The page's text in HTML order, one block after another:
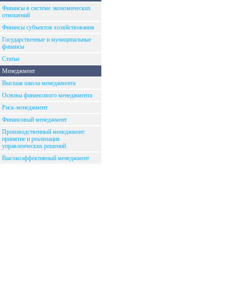
Финансы в системе экономических
отношений
Финансы субъектов хозяйствования
Государственные и муниципальные
финансы
Статьи
Менеджмент
Высшая школа менеджмента
Основы финансового менеджмента
Риск-менеджмент
Финансовый менеджмент
Производственный менеджмент:
принятие и реализация
управленческих решений
Высокоэффективный менеджмент